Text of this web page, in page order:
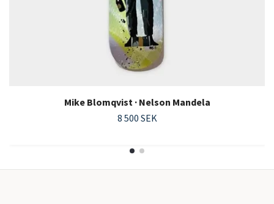
Mike Blomqvist · Nelson Mandela
8 500 SEK